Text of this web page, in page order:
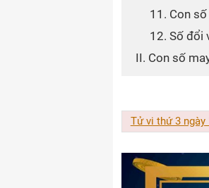
11. Con
12. Số đổi
II. Con số
Tử vi thứ 3